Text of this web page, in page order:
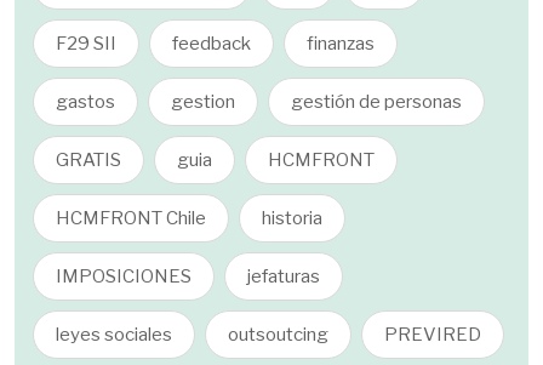
F29 SII feedback finanzas
gastos gestion gestión de personas
GRATIS guia HCMFRONT
HCMFRONT Chile historia
IMPOSICIONES jefaturas
leyes sociales outsoutcing PREVIRED